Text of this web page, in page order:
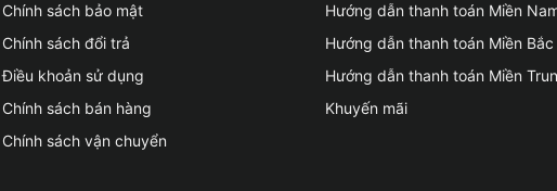
Chính sách bảo mật
Chính sách đổi trả
Điều khoản sử dụng
Chính sách bán hàng
Chính sách vận chuyển
Hướng dẫn thanh toán Miền
Hướng dẫn thanh toán Miền Bắc
Hướng dẫn thanh toán Miền
Khuyến mãi